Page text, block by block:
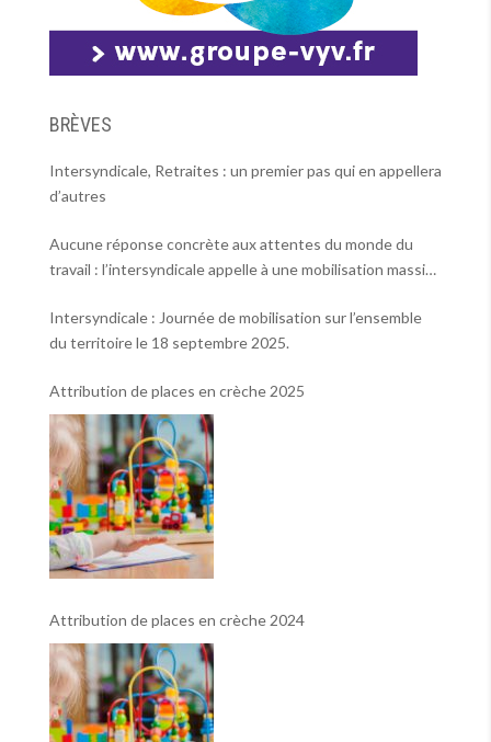
BRÈVES
Intersyndicale, Retraites : un premier pas qui en appellera
d’autres
Aucune réponse concrète aux attentes du monde du
travail : l’intersyndicale appelle à une mobilisation massive
Intersyndicale : Journée de mobilisation sur l’ensemble
du territoire le 18 septembre 2025.
Attribution de places en crèche 2025
Attribution de places en crèche 2024